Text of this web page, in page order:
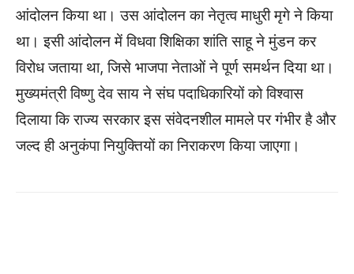
आंदोलन किया था। उस आंदोलन का नेतृत्व माधुरी मृगे ने किया
था। इसी आंदोलन में विधवा शिक्षिका शांति साहू ने मुंडन कर
विरोध जताया था, जिसे भाजपा नेताओं ने पूर्ण समर्थन दिया था।
मुख्यमंत्री विष्णु देव साय ने संघ पदाधिकारियों को विश्वास
दिलाया कि राज्य सरकार इस संवेदनशील मामले पर गंभीर है और
जल्द ही अनुकंपा नियुक्तियों का निराकरण किया जाएगा।